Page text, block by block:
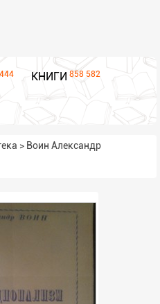
КНИГИ 858 582
> Воин Александр